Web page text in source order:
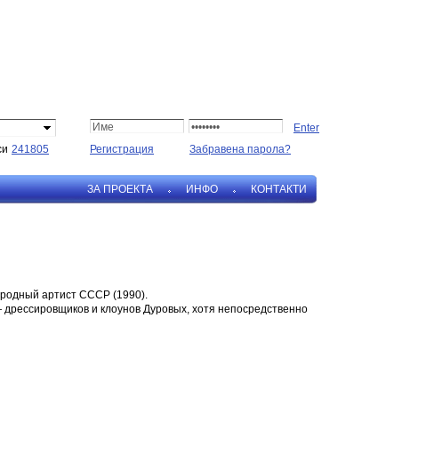
241805 Регистрация Забравена парола?
ЗА ПРОЕКТА ИНФО КОНТАКТИ
артист СССР (1990).
и клоунов Дуровых, хотя непосредственно